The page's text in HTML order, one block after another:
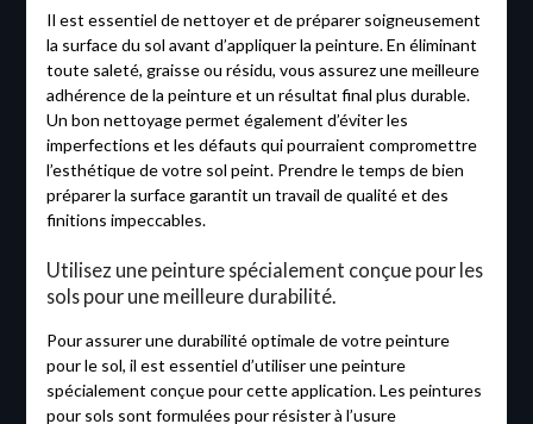
Il est essentiel de nettoyer et de préparer soigneusement
la surface du sol avant d’appliquer la peinture. En éliminant
toute saleté, graisse ou résidu, vous assurez une meilleure
adhérence de la peinture et un résultat final plus durable.
Un bon nettoyage permet également d’éviter les
imperfections et les défauts qui pourraient compromettre
l’esthétique de votre sol peint. Prendre le temps de bien
préparer la surface garantit un travail de qualité et des
finitions impeccables.
Utilisez une peinture spécialement conçue pour les
sols pour une meilleure durabilité.
Pour assurer une durabilité optimale de votre peinture
pour le sol, il est essentiel d’utiliser une peinture
spécialement conçue pour cette application. Les peintures
pour sols sont formulées pour résister à l’usure